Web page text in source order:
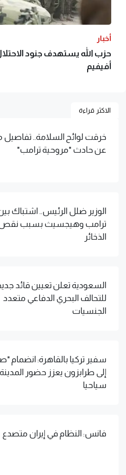
أخبار
حزب الله يستهدف جنود
أفيفيم
الاكثر قراءة
خرقت لوائح السلامة.. تفاصيل
عن حادث "مروحية ترامب"
الوزير ضلل الرئيس.. اشتباك
ترامب وهيجسيث بسبب
الذخائر
السعودية تعلن تعيين قائد
للتحالف البحري الدفاعي متعدد
الجنسيات
سفير تركيا بالقاهرة: انضمام
إلى طرابزون يعزز حضور المدينة
سياحيا
فانس: النظام في إيران متصدع